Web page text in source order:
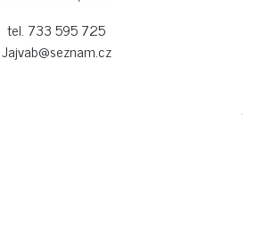
tel. 733 595 725
Jajvab@seznam.cz